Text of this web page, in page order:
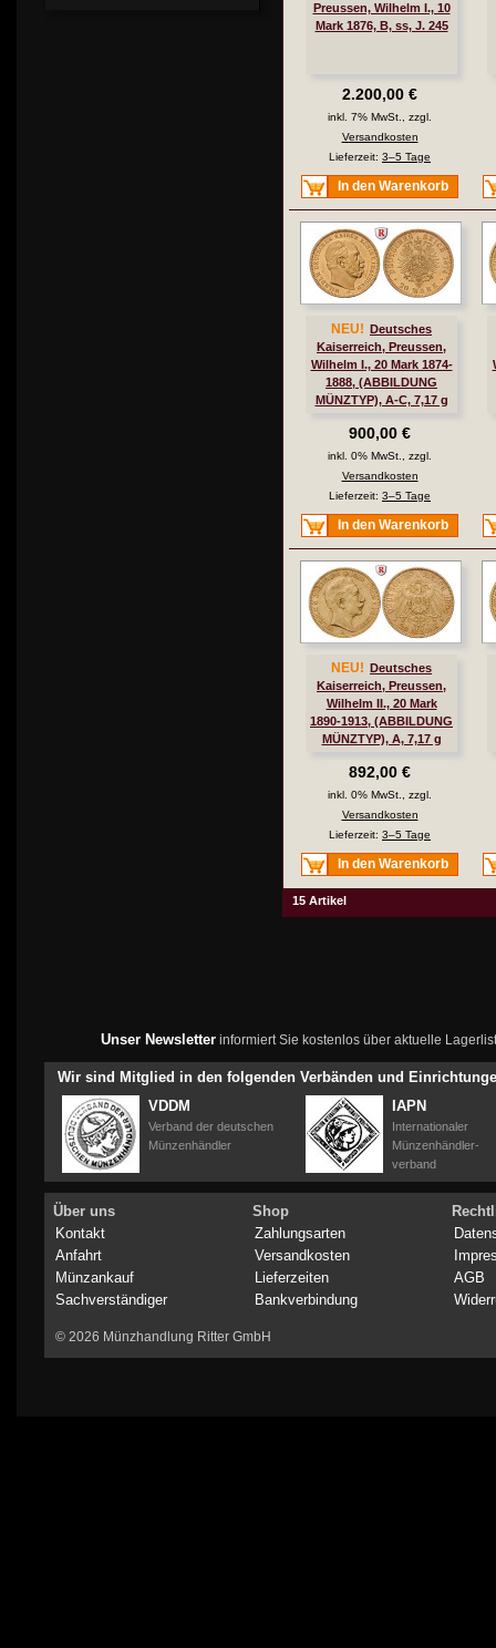
Preussen, Wilhelm I., 10
Mark 1876, B, ss, J. 245
2.200,00 €
inkl. 7% MwSt., zzgl.
Versandkosten
Lieferzeit: 3–5 Tage
In den Warenkorb
NEU!
Deutsches
Kaiserreich, Preussen,
Wilhelm I., 20 Mark 1874-
1888, (ABBILDUNG
MÜNZTYP), A-C, 7,17 g
900,00 €
inkl. 0% MwSt., zzgl.
Versandkosten
Lieferzeit: 3–5 Tage
In den Warenkorb
NEU!
Deutsches
Kaiserreich, Preussen,
Wilhelm II., 20 Mark
1890-1913, (ABBILDUNG
MÜNZTYP), A, 7,17 g
892,00 €
inkl. 0% MwSt., zzgl.
Versandkosten
Lieferzeit: 3–5 Tage
In den Warenkorb
15 Artikel
Unser Newsletterinformiert Sie kostenlos über aktuelle
Wir sind Mitglied in den folgenden Verbänden und
VDDM
Verband der deutschen
Münzenhändler
IAPN
Internationaler
Münzenhändler-
verband
Über uns
Kontakt
Anfahrt
Münzankauf
Sachverständiger
Shop
Zahlungsarten
Versandkosten
Lieferzeiten
Bankverbindung
AGB
© 2026 Münzhandlung Ritter GmbH